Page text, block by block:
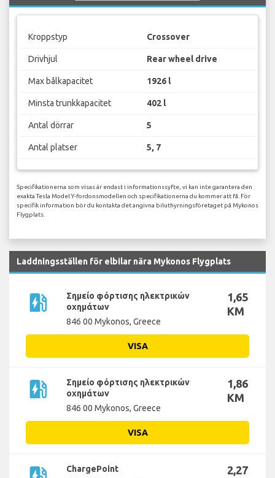
Kroppstyp Crossover
Drivhjul Rear wheel drive
Max bålkapacitet 1926 l
Minsta trunkkapacitet 402 l
Antal dörrar 5
Antal platser 5, 7
Specifikationerna som visas är endast i informationssyfte, vi kan inte garantera den
exakta Tesla Model Y-fordonsmodellen och specifikationerna du kommer att få. För
specifik information bör du kontakta det angivna biluthyrningsföretaget på Mykonos
Flygplats.
Laddningsställen för elbilar nära Mykonos Flygplats
ev_station
Σημείο φόρτισης ηλεκτρικών
οχημάτων
846 00 Mykonos, Greece
1,65
KM
VISA
ev_station
Σημείο φόρτισης ηλεκτρικών
οχημάτων
846 00 Mykonos, Greece
1,86
KM
VISA
ChargePoint
2,27